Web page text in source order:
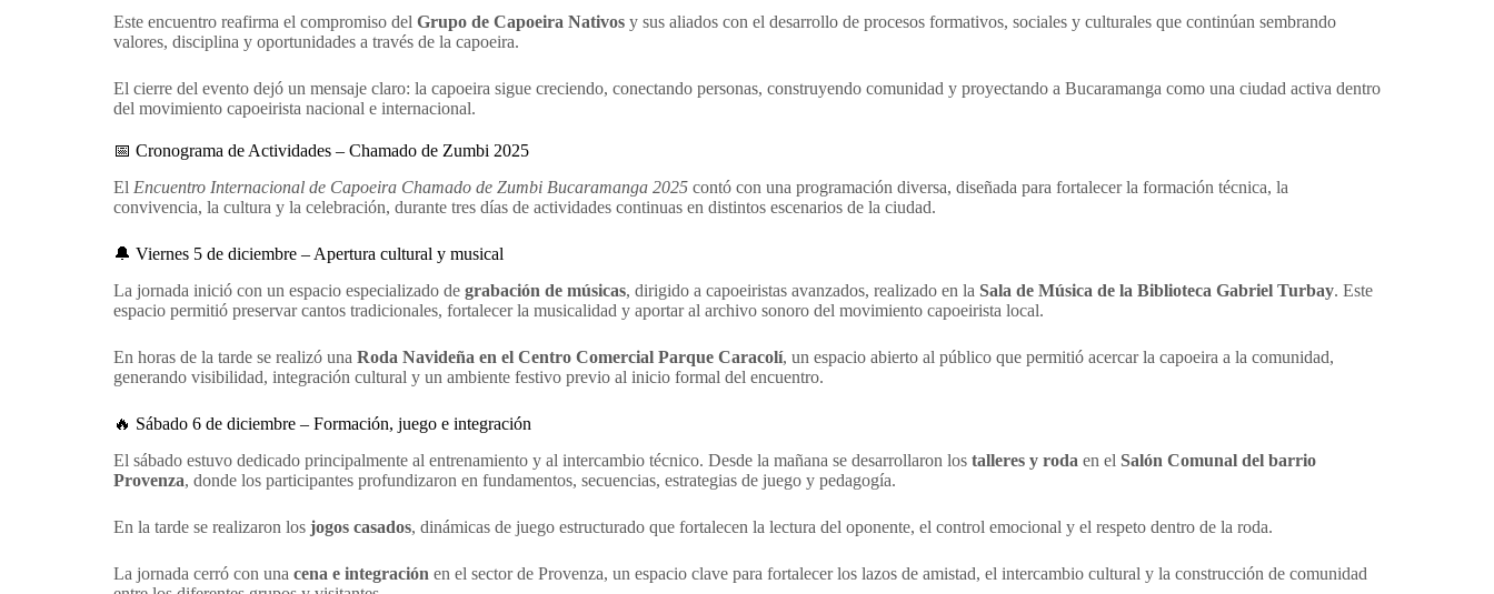
Este encuentro reafirma el compromiso del Grupo de Capoeira Nativos y sus aliados con el desarrollo de procesos formativos, sociales y culturales que continúan sembrando
valores, disciplina y oportunidades a través de la capoeira.
El cierre del evento dejó un mensaje claro: la capoeira sigue creciendo, conectando personas, construyendo comunidad y proyectando a Bucaramanga como una ciudad activa dentro
del movimiento capoeirista nacional e internacional.
📅 Cronograma de Actividades – Chamado de Zumbi 2025
El Encuentro Internacional de Capoeira Chamado de Zumbi Bucaramanga 2025 contó con una programación diversa, diseñada para fortalecer la formación técnica, la
convivencia, la cultura y la celebración, durante tres días de actividades continuas en distintos escenarios de la ciudad.
🔔 Viernes 5 de diciembre – Apertura cultural y musical
La jornada inició con un espacio especializado de grabación de músicas, dirigido a capoeiristas avanzados, realizado en la Sala de Música de la Biblioteca Gabriel Turbay. Este
espacio permitió preservar cantos tradicionales, fortalecer la musicalidad y aportar al archivo sonoro del movimiento capoeirista local.
En horas de la tarde se realizó una Roda Navideña en el Centro Comercial Parque Caracolí, un espacio abierto al público que permitió acercar la capoeira a la comunidad,
generando visibilidad, integración cultural y un ambiente festivo previo al inicio formal del encuentro.
🔥 Sábado 6 de diciembre – Formación, juego e integración
El sábado estuvo dedicado principalmente al entrenamiento y al intercambio técnico. Desde la mañana se desarrollaron los talleres y roda en el Salón Comunal del barrio
Provenza, donde los participantes profundizaron en fundamentos, secuencias, estrategias de juego y pedagogía.
En la tarde se realizaron los jogos casados, dinámicas de juego estructurado que fortalecen la lectura del oponente, el control emocional y el respeto dentro de la roda.
La jornada cerró con una cena e integración en el sector de Provenza, un espacio clave para fortalecer los lazos de amistad, el intercambio cultural y la construcción de comunidad